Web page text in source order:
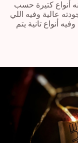
أنواع كتيرة حسب
عالية وفيه اللي
أنواع تانية يتم